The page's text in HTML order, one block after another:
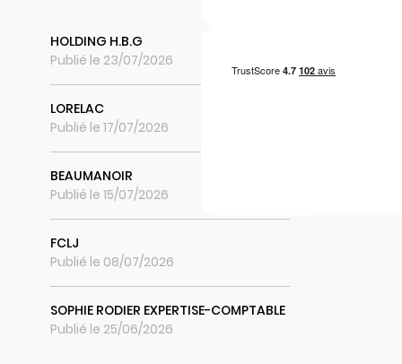
HOLDING H.B.G
Publié le 23/07/2026
LORELAC
Publié le 17/07/2026
BEAUMANOIR
Publié le 15/07/2026
FCLJ
Publié le 08/07/2026
SOPHIE RODIER EXPERTISE-COMPTABLE
Publié le 25/06/2026